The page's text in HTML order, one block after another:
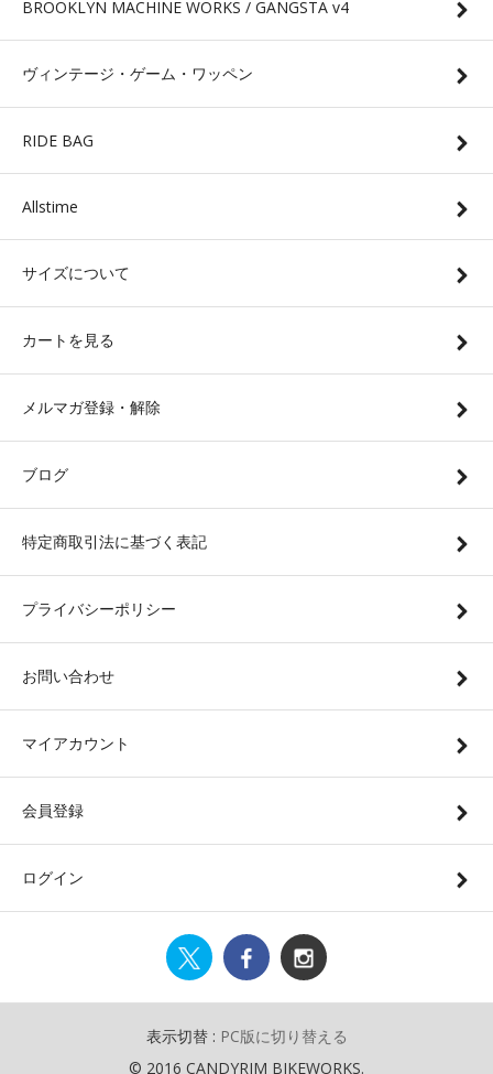
BROOKLYN MACHINE WORKS / GANGSTA v4
ヴィンテージ・ゲーム・ワッペン
RIDE BAG
Allstime
サイズについて
カートを見る
メルマガ登録・解除
ブログ
特定商取引法に基づく表記
プライバシーポリシー
お問い合わせ
マイアカウント
会員登録
ログイン
表示切替 : PC版に切り替える
© 2016 CANDYRIM BIKEWORKS.